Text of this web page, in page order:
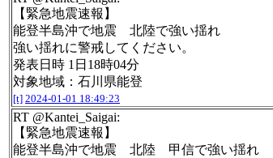
【緊急地震速報】
能登半島沖で地震 北陸で強い揺れ
強い揺れに警戒してください。
発表日時 1日18時04分
対象地域：石川県能登
[t] 2024-01-01 18:49:23
RT @Kantei_Saigai:
【緊急地震速報】
能登半島沖で地震 北陸 甲信で強い揺れ